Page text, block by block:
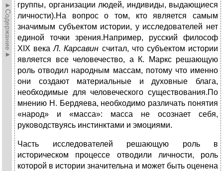
►Содержание►
группы, организа­ции людей, индивиды, выдающиеся
личности).На вопрос о том, кто является самым
значимым субъектом истории, у исследователей нет
единой точки зрения.Например, русский философ
XIX векаЛ. Карсавин считал, что субъектом истории
является все человечество, а К. Маркс решающую
роль отводил народным массам, потому что именно
они создают мате­риальные и духовные блага,
необходимые для человеческого существо­вания.По
мнению Н. Бердяева, необходимо различать понятия
«народ» и «масса»: масса не осознает себя,
руководствуясь инстинктами и эмо­циями.
Часть исследователей решающую роль в
историческом процессе от­водили личности, роль
которой в истории значительна и может быть оценена